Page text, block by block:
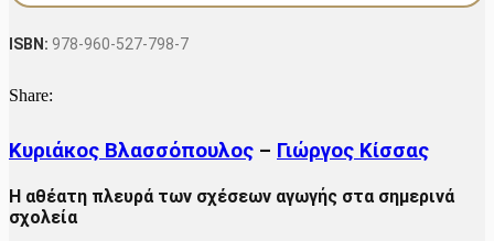
ISBN: 978-960-527-798-7
Share:
Κυριάκος Βλασσόπουλος – Γιώργος Κίσσας
Η αθέατη πλευρά των σχέσεων αγωγής στα σημερινά
σχολεία